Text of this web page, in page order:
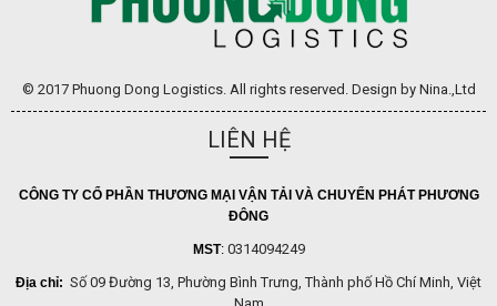
© 2017 Phuong Dong Logistics. All rights reserved. Design by Nina.,Ltd
LIÊN HỆ
CÔNG TY CỔ PHẦN THƯƠNG MẠI VẬN TẢI VÀ CHUYỂN PHÁT PHƯƠNG
ĐÔNG
MST: 0314094249
Địa chỉ: Số 09 Đường 13, Phường Bình Trưng, Thành phố Hồ Chí Minh, Việt